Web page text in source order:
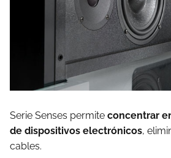
Serie Senses permite concentrar
de dispositivos electrónicos,
cables.